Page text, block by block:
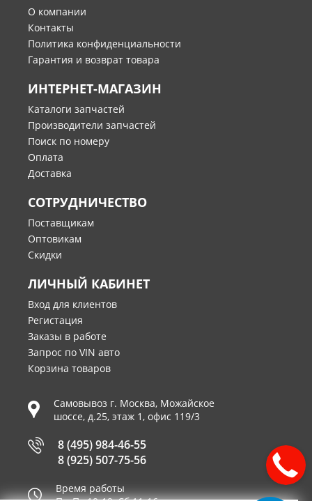
О компании
Контакты
Политика конфиденциальности
Гарантия и возврат товара
ИНТЕРНЕТ-МАГАЗИН
Каталоги запчастей
Производители запчастей
Поиск по номеру
Оплата
Доставка
СОТРУДНИЧЕСТВО
Поставщикам
Оптовикам
Скидки
ЛИЧНЫЙ КАБИНЕТ
Вход для клиентов
Регистация
Заказы в работе
Запрос по VIN авто
Корзина товаров
Самовывоз г. Москва, Можайское
шоссе, д.25, этаж 1, офис 119/3
8 (495) 984-46-55
8 (925) 507-75-56
Время работы